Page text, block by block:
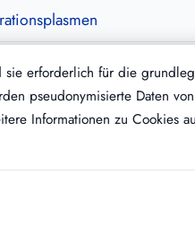
erforderlich für die
pseudonymisierte Daten
Informationen zu Cookies